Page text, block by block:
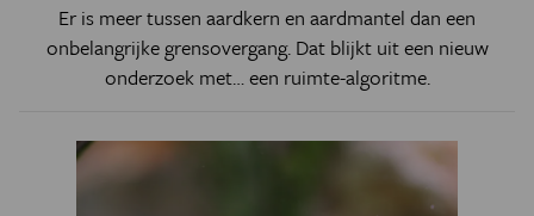
Er is meer tussen aardkern en aardmantel dan een
onbelangrijke grensovergang. Dat blijkt uit een nieuw
onderzoek met… een ruimte-algoritme.